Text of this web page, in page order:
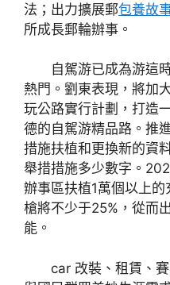
法；出力擴展郵包養故
所成長郵輪辦事。
自駕游已成為游這
熱門。劉東表現，將加
玩公路實行計劃，打造
德的自駕游精品路。推
措施扶植和更換新的資
舉措措施多少數字。
辦事區扶植1萬個以上
槍將不少于25%，從而
能。
car 改裝、租賃、